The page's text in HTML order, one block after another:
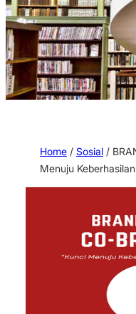
Home / Sosial /
Menuju